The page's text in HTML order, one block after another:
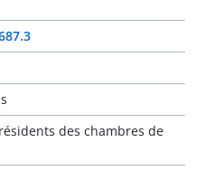
des chambres de